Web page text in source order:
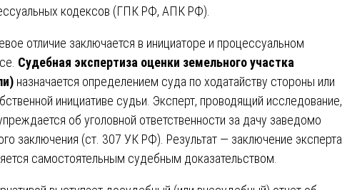
кодексов (ГПК РФ, АПК РФ).
отличие заключается в инициаторе и процессуальном
Судебная экспертиза оценки земельного участка
назначается определением суда по ходатайству стороны или
инициативе судьи. Эксперт, проводящий исследование,
об уголовной ответственности за дачу заведомо
заключения (ст. 307 УК РФ). Результат — заключение эксперта
самостоятельным судебным доказательством.